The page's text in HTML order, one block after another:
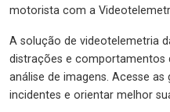
motorista com a
A solução de videotelemetria
distrações e comportamentos
análise de imagens. Acesse
incidentes e orientar melhor